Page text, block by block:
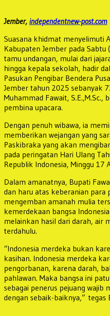
Jember, independentnew-post.com
Suasana khidmat menyelimuti
Kabupaten Jember pada
tamu undangan, mulai dari
hingga kepala sekolah, hadir
Pasukan Pengibar Bendera
Jember tahun 2025 sebanyak
Muhammad Fawait, S.E.,M.Sc.,
pembina upacara.
Dengan penuh wibawa, ia
memberikan wejangan yang
Paskibraka yang akan
pada peringatan Hari Ulang
Republik Indonesia, Minggu 17
Dalam amanatnya, Bupati
dan haru atas keberanian para
mengemban amanah mulia
kemerdekaan bangsa
melainkan hasil dari darah, air
terdahulu.
“Indonesia merdeka bukan
kasihan. Indonesia merdeka
pengorbanan, karena darah,
pahlawan. Maka bangsa ini
sebagai penerus pejuang wajib
dengan sebaik-baiknya,” tegas